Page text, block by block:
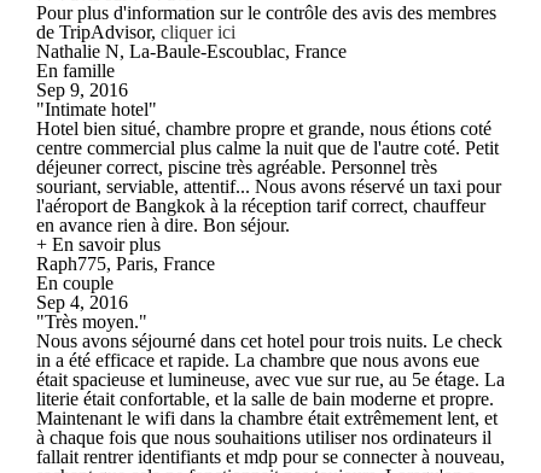
Pour plus d'information sur le contrôle des avis des membres
de TripAdvisor, cliquer ici
Nathalie N, La-Baule-Escoublac, France
En famille
Sep 9, 2016
"Intimate hotel"
Hotel bien situé, chambre propre et grande, nous étions coté
centre commercial plus calme la nuit que de l'autre coté. Petit
déjeuner correct, piscine très agréable. Personnel très
souriant, serviable, attentif... Nous avons réservé un taxi pour
l'aéroport de Bangkok à la réception tarif correct, chauffeur
en avance rien à dire. Bon séjour.
+ En savoir plus
Raph775, Paris, France
En couple
Sep 4, 2016
"Très moyen."
Nous avons séjourné dans cet hotel pour trois nuits. Le check
in a été efficace et rapide. La chambre que nous avons eue
était spacieuse et lumineuse, avec vue sur rue, au 5e étage. La
literie était confortable, et la salle de bain moderne et propre.
Maintenant le wifi dans la chambre était extrêmement lent, et
à chaque fois que nous souhaitions utiliser nos ordinateurs il
fallait rentrer identifiants et mdp pour se connecter à nouveau,